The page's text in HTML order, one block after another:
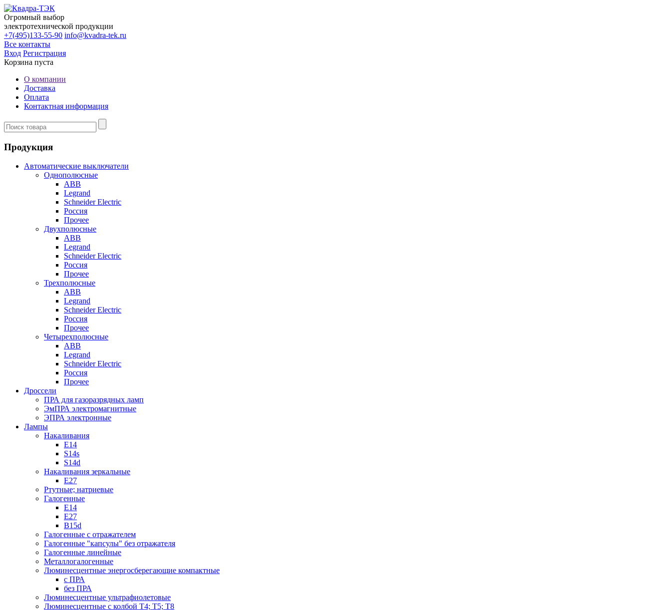
Огромный выбор
электротехнической продукции
+7(495)133-55-90 info@kvadra-tek.ru
Все контакты
Вход Регистрация
Корзина пуста
О компании
Доставка
Оплата
Контактная информация
Продукция
Автоматические выключатели
Однополюсные
ABB
Legrand
Schneider Electric
Россия
Прочее
Двухполюсные
ABB
Legrand
Schneider Electric
Россия
Прочее
Трехполюсные
ABB
Legrand
Schneider Electric
Россия
Прочее
Четырехполюсные
ABB
Legrand
Schneider Electric
Россия
Прочее
Дроссели
ПРА для газоразрядных ламп
ЭмПРА электромагнитные
ЭПРА электронные
Лампы
Накаливания
Е14
S14s
S14d
Накаливания зеркальные
Е27
Ртутные; натриевые
Галогенные
Е14
Е27
B15d
Галогенные с отражателем
Галогенные "капсулы" без отражателя
Галогенные линейные
Металлогалогенные
Люминесцентные энергосберегающие компактные
с ПРА
без ПРА
Люминесцентные ультрафиолетовые
Люминесцентные с колбой Т4; Т5; T8